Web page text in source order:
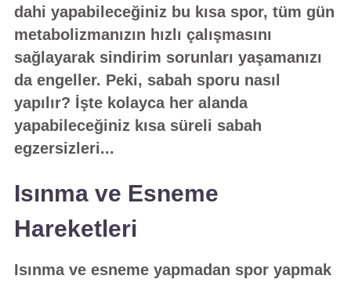
dahi yapabileceğiniz bu kısa spor, tüm gün
metabolizmanızın hızlı çalışmasını
sağlayarak sindirim sorunları yaşamanızı
da engeller. Peki, sabah sporu nasıl
yapılır? İşte kolayca her alanda
yapabileceğiniz kısa süreli sabah
egzersizleri...
Isınma ve Esneme
Hareketleri
Isınma ve esneme yapmadan spor yapmak